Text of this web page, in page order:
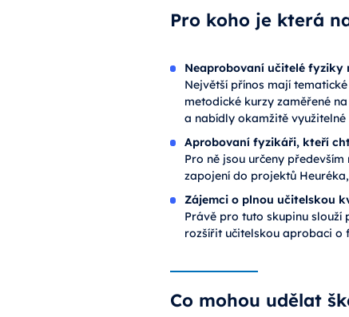
Pro koho je která
Neaprobovaní učitelé fyziky
Největší přínos mají
metodické kurzy zaměřené
a nabídly okamžitě
Aprobovaní fyzikáři, kteří
Pro ně jsou určeny
zapojení do projektů
Zájemci o plnou učitelskou
Právě pro tuto skupinu
rozšířit učitelskou aprobaci
Co mohou udělat